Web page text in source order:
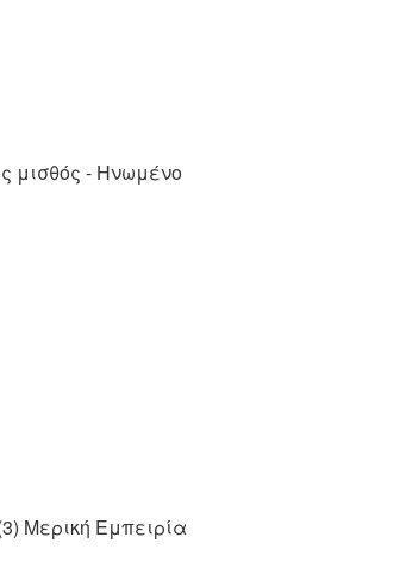
μισθός - Ηνωμένο
Μερική Εμπειρία